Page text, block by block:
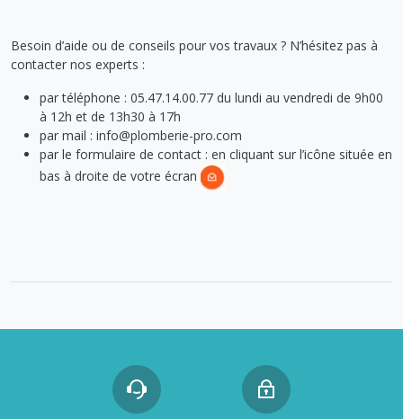
Besoin d’aide ou de conseils pour vos travaux ? N’hésitez pas à
contacter nos experts :
par téléphone : 05.47.14.00.77 du lundi au vendredi de 9h00
à 12h et de 13h30 à 17h
par mail : info@plomberie-pro.com
par le formulaire de contact : en cliquant sur l’icône située en
bas à droite de votre écran